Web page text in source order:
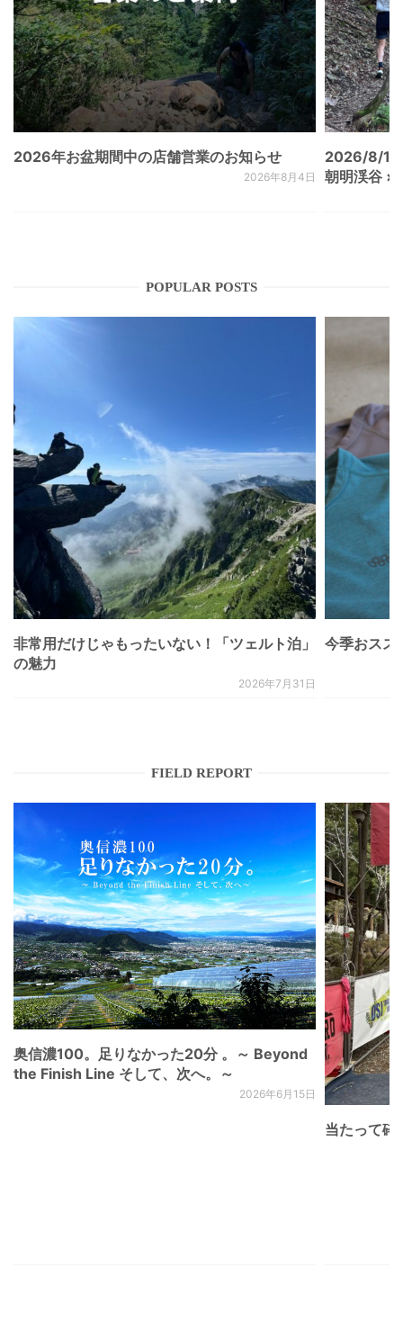
2026年お盆期間中の店舗営業のお知らせ
2026年8月4日
2026/8/
朝明渓谷 ×
POPULAR POSTS
非常用だけじゃもったいない！「ツェルト泊」
の魅力
2026年7月31日
今季おスス
FIELD REPORT
奥信濃100。足りなかった20分 。～ Beyond
the Finish Line そして、次へ。～
2026年6月15日
当たって砕